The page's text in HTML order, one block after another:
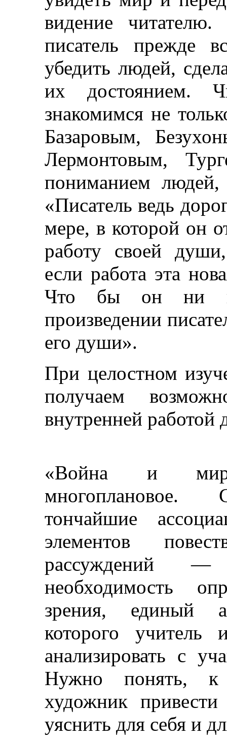
видение читателю.
писатель прежде
убедить людей,
их достоянием.
знакомимся не
Базаровым,
Лермонтовым,
пониманием людей,
«Писатель ведь
мере, в которой он
работу своей
если работа эта
Что бы он ни
произведении
его души».
При целостном
получаем
внутренней работой
«Война и
многоплановое.
тончайшие
элементов
рассуждений
необходимость
зрения, единый
которого
анализировать с
Нужно понять, к
художник
уяснить для себя и